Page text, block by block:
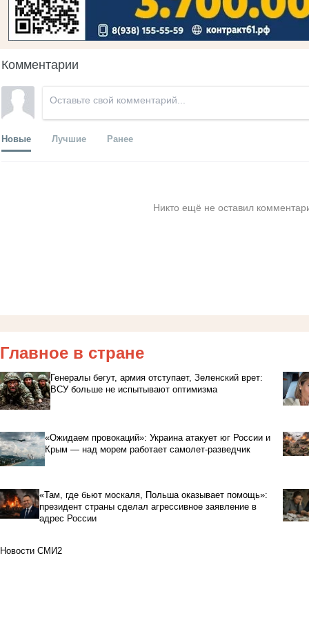
Комментарии
Новые Лучшие Ранее
Никто ещё не оставил
Главное в стране
Генералы бегут, армия отступает, Зеленский врет:
ВСУ больше не испытывают оптимизма
«Ожидаем провокаций»: Украина атакует юг России и
Крым — над морем работает самолет-разведчик
«Там, где бьют москаля, Польша оказывает помощь»:
президент страны сделал агрессивное заявление в
адрес России
Новости СМИ2